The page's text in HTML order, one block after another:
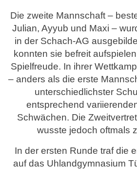
Die zweite Mannschaft –
Julian, Ayyub und Maxi –
in der Schach-AG
konnten sie befreit
Spielfreude. In ihrer
– anders als die erste
unterschiedlichster
entsprechend
Schwächen. Die
wusste jedoch oftmals
In der ersten Runde traf die
auf das Uhlandgymnasium